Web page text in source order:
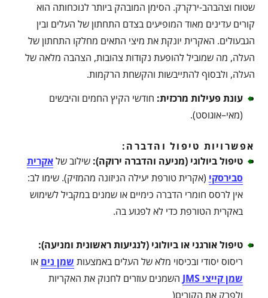
שטוח וצהבהב-ירקרק. הסימן המובהק ביותר לנוכחותה הוא
קורים עדינים מאוד המופיעים בצדם התחתון של העלים ובין
הגבעולים. האקרית יונקת את מיצי התאים מחלקו התחתון של
העלה, מה שמוביל להופעת נקודות צהובות, הצהבה מלאה של
העלה, ולבסוף להתייבשות והקשחת הרקמות.
עונת פעילות מרכזית: חודשי הקיץ החמים והיבשים
(מאי–אוגוסט).
אפשרויות טיפול והדברה:
טיפול ביולוגי (מניעה והדברה ירוקה): שילוב שלאקרית
סבירסקי (אקרית טורפת יעילה הניזונה מהמזיק). שימו לב:
אין לרסס חומרי הדברה כימיים או שמנים במקביל לשימוש
באקרית הטורפת כדי לא לפגוע בה.
טיפול אורגני או ביולוגי (לנגיעות ראשונית ומניעה):
ריסוס יסודי ובכיסוי מלא של העלים באמצעות שמן נים או
שמן קייצי JMS
השמנים עוזרים לחנוק את האקריות
ולפרק את הקורים(